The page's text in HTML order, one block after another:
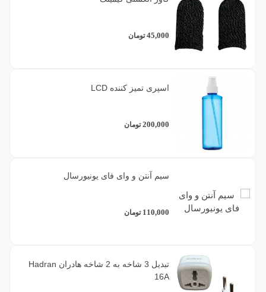
45,000 تومان
اسپری تمیز کننده LCD
200,000 تومان
سیم آنتن و وای فای یونیورسال
110,000 تومان
تبدیل 3 شاخه به 2 شاخه هادران Hadran
16A